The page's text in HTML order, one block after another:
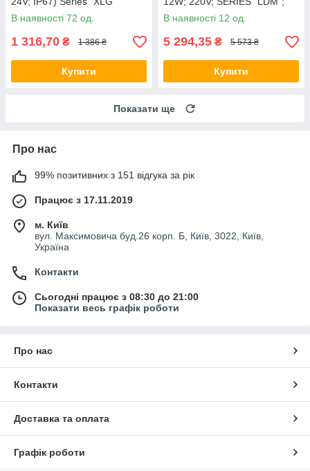
В наявності 72 од.
1 316,70 ₴ 1 386 ₴
Купити
Білий 4000K
В наявності 12 од.
5 294,35 ₴ 5 573 ₴
Купити
Показати ще
Про нас
99% позитивних з 151 відгука за рік
Працює з 17.11.2019
м. Київ
вул. Максимовича буд.26 корп. Б, Київ, 3022, Київ,
Україна
Контакти
Сьогодні працює з 08:30 до 21:00
Показати весь графік роботи
Про нас
Контакти
Доставка та оплата
Графік роботи